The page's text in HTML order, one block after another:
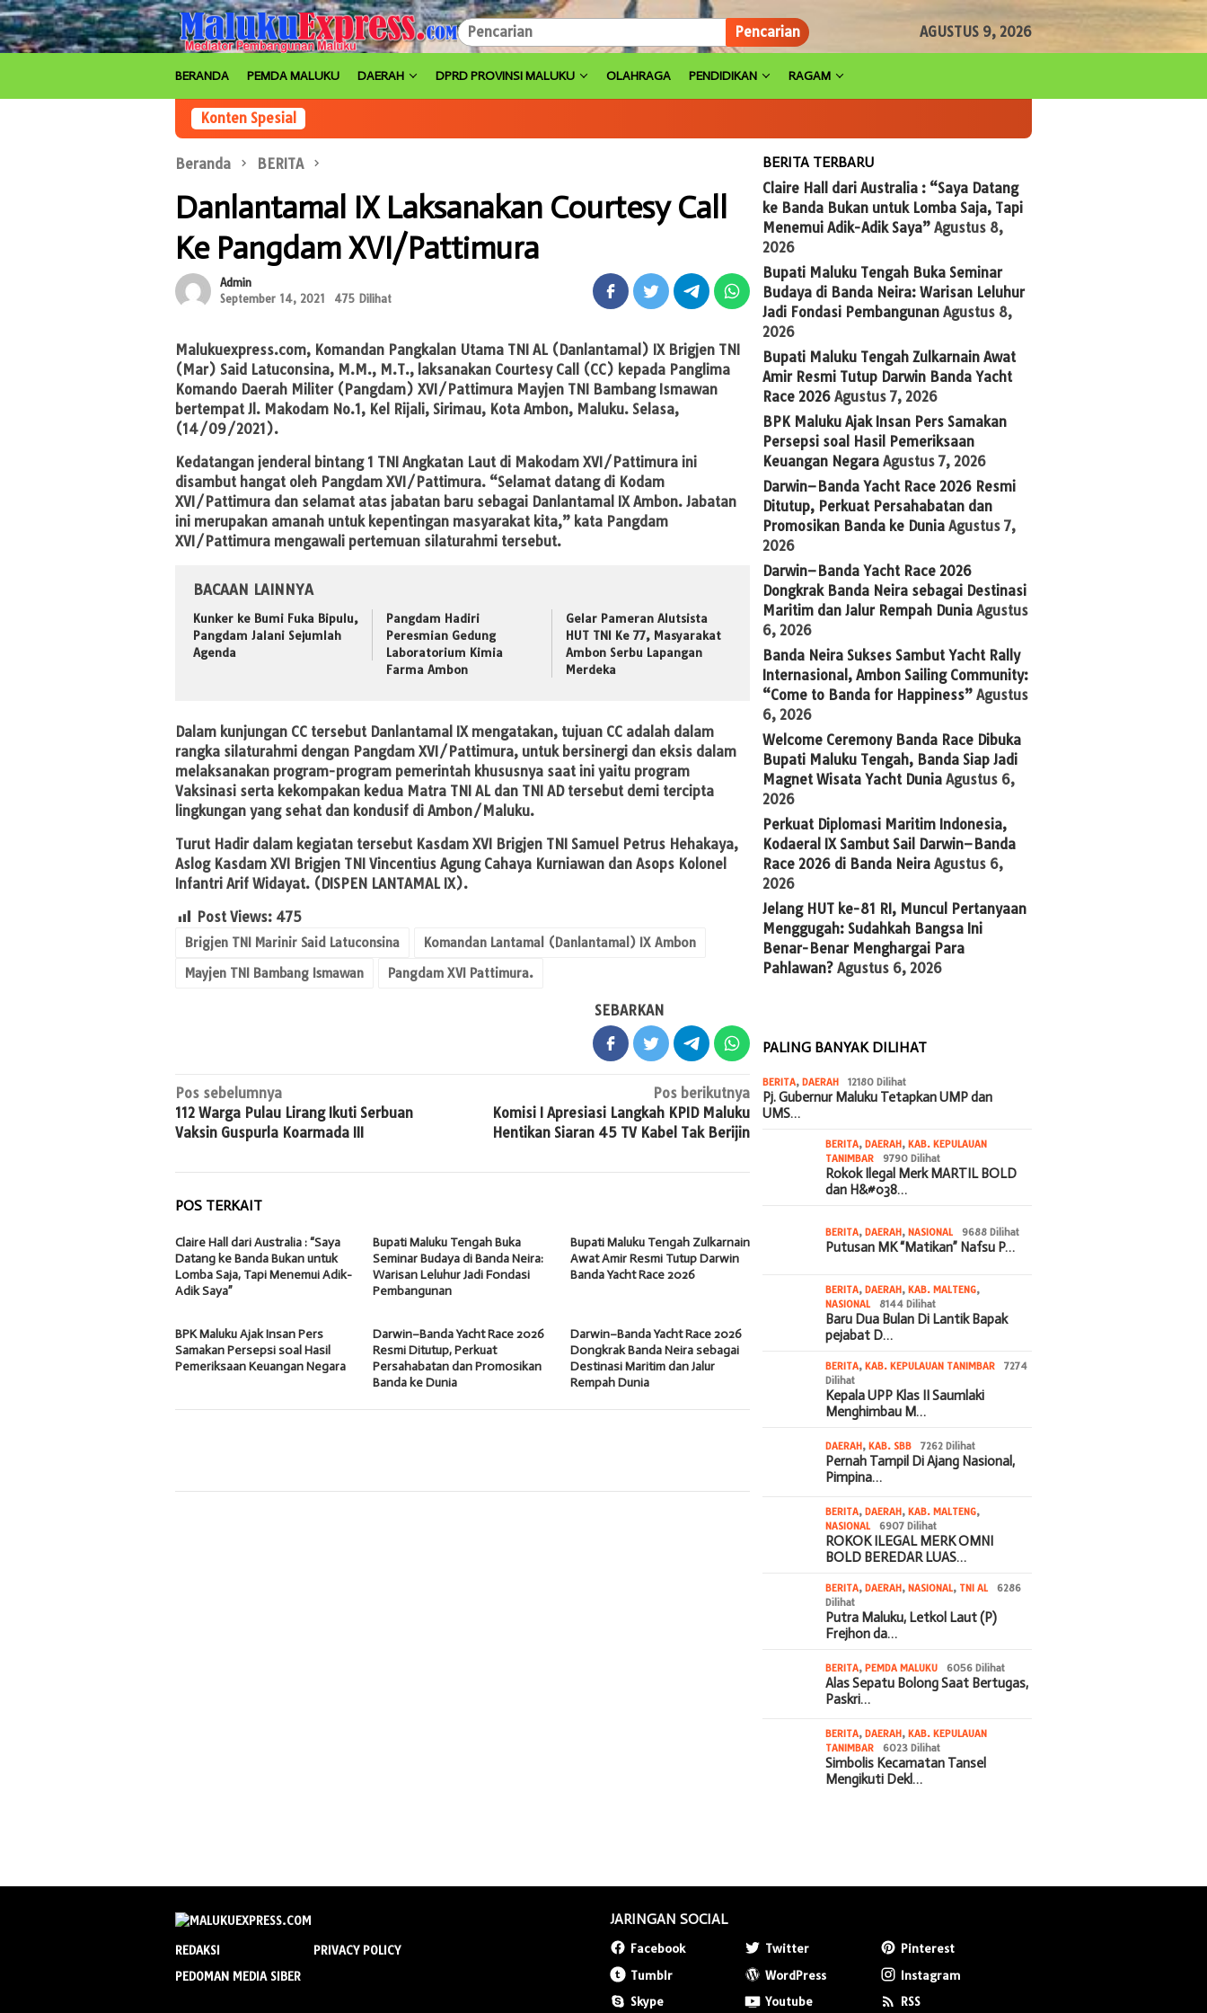
Loncat
ke
konten
Pencarian AGUSTUS 9, 2026
BERANDA PEMDA MALUKU DAERAH DPRD PROVINSI MALUKU OLAHRAGA PENDIDIKAN RAGAM
Konten Spesial
Beranda BERITA
Danlantamal IX Laksanakan Courtesy Call
Ke Pangdam XVI/Pattimura
Admin
September 14, 2021
475 Dilihat
Malukuexpress.com, Komandan Pangkalan Utama TNI AL (Danlantamal) IX Brigjen TNI
(Mar) Said Latuconsina, M.M., M.T., laksanakan Courtesy Call (CC) kepada Panglima
Komando Daerah Militer (Pangdam) XVI/Pattimura Mayjen TNI Bambang Ismawan
bertempat Jl. Makodam No.1, Kel Rijali, Sirimau, Kota Ambon, Maluku. Selasa,
(14/09/2021).
Kedatangan jenderal bintang 1 TNI Angkatan Laut di Makodam XVI/Pattimura ini
disambut hangat oleh Pangdam XVI/Pattimura. “Selamat datang di Kodam
XVI/Pattimura dan selamat atas jabatan baru sebagai Danlantamal IX Ambon. Jabatan
ini merupakan amanah untuk kepentingan masyarakat kita,” kata Pangdam
XVI/Pattimura mengawali pertemuan silaturahmi tersebut.
BACAAN LAINNYA
Kunker ke Bumi Fuka Bipulu,
Pangdam Jalani Sejumlah
Agenda
Pangdam Hadiri
Peresmian Gedung
Laboratorium Kimia
Farma Ambon
Gelar Pameran Alutsista
HUT TNI Ke 77, Masyarakat
Ambon Serbu Lapangan
Merdeka
Dalam kunjungan CC tersebut Danlantamal IX mengatakan, tujuan CC adalah dalam
rangka silaturahmi dengan Pangdam XVI/Pattimura, untuk bersinergi dan eksis dalam
melaksanakan program-program pemerintah khususnya saat ini yaitu program
Vaksinasi serta kekompakan kedua Matra TNI AL dan TNI AD tersebut demi tercipta
lingkungan yang sehat dan kondusif di Ambon/Maluku.
Turut Hadir dalam kegiatan tersebut Kasdam XVI Brigjen TNI Samuel Petrus Hehakaya,
Aslog Kasdam XVI Brigjen TNI Vincentius Agung Cahaya Kurniawan dan Asops Kolonel
Infantri Arif Widayat. (DISPEN LANTAMAL IX).
Post Views: 475
Brigjen TNI Marinir Said Latuconsina
Komandan Lantamal (Danlantamal) IX Ambon
Mayjen TNI Bambang Ismawan
Pangdam XVI Pattimura.
SEBARKAN
Navigasi
pos
Pos sebelumnya
112 Warga Pulau Lirang Ikuti Serbuan
Vaksin Guspurla Koarmada III
Pos berikutnya
Komisi I Apresiasi Langkah KPID Maluku
Hentikan Siaran 45 TV Kabel Tak Berijin
POS TERKAIT
Claire Hall dari Australia : “Saya
Datang ke Banda Bukan untuk
Lomba Saja, Tapi Menemui Adik-
Adik Saya”
Bupati Maluku Tengah Buka
Seminar Budaya di Banda Neira:
Warisan Leluhur Jadi Fondasi
Pembangunan
Bupati Maluku Tengah Zulkarnain
Awat Amir Resmi Tutup Darwin
Banda Yacht Race 2026
BPK Maluku Ajak Insan Pers
Samakan Persepsi soal Hasil
Pemeriksaan Keuangan Negara
Darwin–Banda Yacht Race 2026
Resmi Ditutup, Perkuat
Persahabatan dan Promosikan
Banda ke Dunia
Darwin–Banda Yacht Race 2026
Dongkrak Banda Neira sebagai
Destinasi Maritim dan Jalur
Rempah Dunia
BERITA TERBARU
Claire Hall dari Australia : “Saya Datang
ke Banda Bukan untuk Lomba Saja, Tapi
Menemui Adik-Adik Saya” Agustus 8,
2026
Bupati Maluku Tengah Buka Seminar
Budaya di Banda Neira: Warisan Leluhur
Jadi Fondasi Pembangunan Agustus 8,
2026
Bupati Maluku Tengah Zulkarnain Awat
Amir Resmi Tutup Darwin Banda Yacht
Race 2026 Agustus 7, 2026
BPK Maluku Ajak Insan Pers Samakan
Persepsi soal Hasil Pemeriksaan
Keuangan Negara Agustus 7, 2026
Darwin–Banda Yacht Race 2026 Resmi
Ditutup, Perkuat Persahabatan dan
Promosikan Banda ke Dunia Agustus 7,
2026
Darwin–Banda Yacht Race 2026
Dongkrak Banda Neira sebagai Destinasi
Maritim dan Jalur Rempah Dunia Agustus
6, 2026
Banda Neira Sukses Sambut Yacht Rally
Internasional, Ambon Sailing Community:
“Come to Banda for Happiness” Agustus
6, 2026
Welcome Ceremony Banda Race Dibuka
Bupati Maluku Tengah, Banda Siap Jadi
Magnet Wisata Yacht Dunia Agustus 6,
2026
Perkuat Diplomasi Maritim Indonesia,
Kodaeral IX Sambut Sail Darwin–Banda
Race 2026 di Banda Neira Agustus 6,
2026
Jelang HUT ke-81 RI, Muncul Pertanyaan
Menggugah: Sudahkah Bangsa Ini
Benar-Benar Menghargai Para
Pahlawan? Agustus 6, 2026
PALING BANYAK DILIHAT
BERITA,DAERAH 12180 Dilihat
Pj. Gubernur Maluku Tetapkan UMP dan
UMS…
BERITA,DAERAH,KAB. KEPULAUAN
TANIMBAR
9790 Dilihat
Rokok Ilegal Merk MARTIL BOLD
dan H&#038…
BERITA,DAERAH,NASIONAL 9688 Dilihat
Putusan MK “Matikan” Nafsu P…
BERITA,DAERAH,KAB. MALTENG,
NASIONAL
8144 Dilihat
Baru Dua Bulan Di Lantik Bapak
pejabat D…
BERITA,KAB. KEPULAUAN TANIMBAR
7274
Dilihat
Kepala UPP Klas II Saumlaki
Menghimbau M…
DAERAH,KAB. SBB 7262 Dilihat
Pernah Tampil Di Ajang Nasional,
Pimpina…
BERITA,DAERAH,KAB. MALTENG,
NASIONAL
6907 Dilihat
ROKOK ILEGAL MERK OMNI
BOLD BEREDAR LUAS…
BERITA,DAERAH,NASIONAL, TNI AL
6286
Dilihat
Putra Maluku, Letkol Laut (P)
Frejhon da…
BERITA,PEMDA MALUKU 6056 Dilihat
Alas Sepatu Bolong Saat Bertugas,
Paskri…
BERITA,DAERAH,KAB. KEPULAUAN
TANIMBAR
6023 Dilihat
Simbolis Kecamatan Tansel
Mengikuti Dekl…
REDAKSI
PRIVACY POLICY
PEDOMAN MEDIA SIBER
JARINGAN SOCIAL
Facebook Twitter
Pinterest
Tumblr
WordPress
Instagram
Skype
Youtube RSS